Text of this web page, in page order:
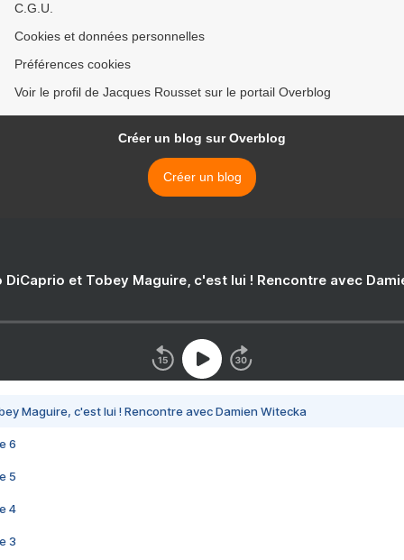
C.G.U.
Cookies et données personnelles
Préférences cookies
Voir le profil de Jacques Rousset sur le portail Overblog
Créer un blog sur Overblog
Créer un blog
DiCaprio et Tobey Maguire, c'est lui ! Rencontre avec
Maguire, c'est lui ! Rencontre avec Damien Witecka
6
5
4
3